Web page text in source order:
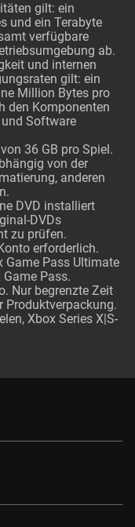
gilt: ein
und ein Terabyte
verfügbare
ab.
und internen
gilt: ein
Million Bytes pro
den Komponenten
Software
36 GB pro Spiel.
von der
anderen
DVD installiert
DVDs
zu prüfen.
erforderlich.
Game Pass Ultimate
Pass.
Nur begrenzte Zeit
Produktverpackung.
Xbox Series X|S-